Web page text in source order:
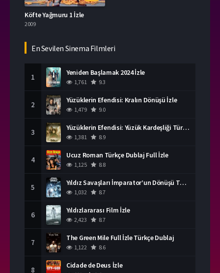
Köfte Yağmuru 1 İzle
2009
En Sevilen Sinema Filmleri
1 Yeniden Başlamak 2024 İzle
1,761 9.3
2 Yüzüklerin Efendisi: Kralın Dönüşü İzle
1,479 9.0
3 Yüzüklerin Efendisi: Yüzük Kardeşliği Türkçe Dublaj İzle
1,381 8.9
4 Ucuz Roman Türkçe Dublaj Full İzle
1,125 8.8
5 Yıldız Savaşları İmparator’un Dönüşü Türkçe Dublaj İzle
1,032 8.7
6 Yıldızlararası Film İzle
2,423 8.7
7 The Green Mile Full İzle Türkçe Dublaj
1,122 8.6
8 Cidade de Deus İzle